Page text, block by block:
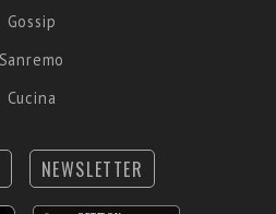
Gossip
Sanremo
Cucina
NEWSLETTER